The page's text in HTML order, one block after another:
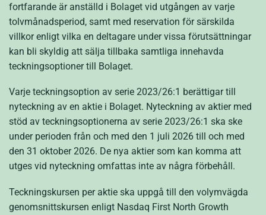
fortfarande är anställd i Bolaget vid utgången av varje
tolvmånadsperiod, samt med reservation för särskilda
villkor enligt vilka en deltagare under vissa förutsättningar
kan bli skyldig att sälja tillbaka samtliga innehavda
teckningsoptioner till Bolaget.
Varje teckningsoption av serie 2023/26:1 berättigar till
nyteckning av en aktie i Bolaget. Nyteckning av aktier med
stöd av teckningsoptionerna av serie 2023/26:1 ska ske
under perioden från och med den 1 juli 2026 till och med
den 31 oktober 2026. De nya aktier som kan komma att
utges vid nyteckning omfattas inte av några förbehåll.
Teckningskursen per aktie ska uppgå till den volymvägda
genomsnittskursen enligt Nasdaq First North Growth